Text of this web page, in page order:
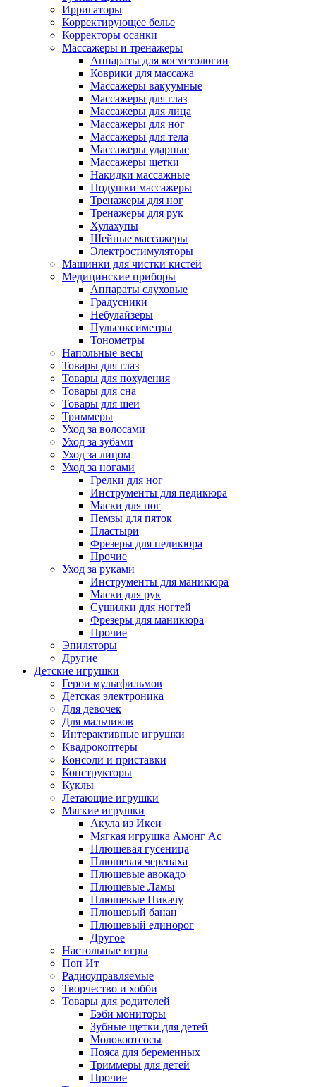
Ирригаторы
Корректирующее белье
Корректоры осанки
Массажеры и тренажеры
Аппараты для косметологии
Коврики для массажа
Массажеры вакуумные
Массажеры для глаз
Массажеры для лица
Массажеры для ног
Массажеры для тела
Массажеры ударные
Массажеры щетки
Накидки массажные
Подушки массажеры
Тренажеры для ног
Тренажеры для рук
Хулахупы
Шейные массажеры
Электростимуляторы
Машинки для чистки кистей
Медицинские приборы
Аппараты слуховые
Градусники
Небулайзеры
Пульсоксиметры
Тонометры
Напольные весы
Товары для глаз
Товары для похудения
Товары для сна
Товары для шеи
Триммеры
Уход за волосами
Уход за зубами
Уход за лицом
Уход за ногами
Грелки для ног
Инструменты для педикюра
Маски для ног
Пемзы для пяток
Пластыри
Фрезеры для педикюра
Прочие
Уход за руками
Инструменты для маникюра
Маски для рук
Сушилки для ногтей
Фрезеры для маникюра
Прочие
Эпиляторы
Другие
Детские игрушки
Герои мультфильмов
Детская электроника
Для девочек
Для мальчиков
Интерактивные игрушки
Квадрокоптеры
Консоли и приставки
Конструкторы
Куклы
Летающие игрушки
Мягкие игрушки
Акула из Икеи
Мягкая игрушка Амонг Ас
Плюшевая гусеница
Плюшевая черепаха
Плюшевые авокадо
Плюшевые Ламы
Плюшевые Пикачу
Плюшевый банан
Плюшевый единорог
Другое
Настольные игры
Поп Ит
Радиоуправляемые
Творчество и хобби
Товары для родителей
Бэби мониторы
Зубные щетки для детей
Молокоотсосы
Пояса для беременных
Триммеры для детей
Прочие